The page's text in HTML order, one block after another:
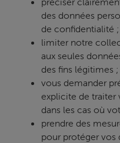
des données
de confidentialité ;
limiter notre
aux seules
des fins légitimes ;
vous demander
explicite de traiter
dans les cas où
prendre des
pour protéger vos